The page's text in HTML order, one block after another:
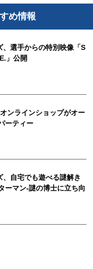
め情報
選手からの特別映像「S
」公開
ンラインショップがオー
ーティー
自宅でも遊べる謎解き
ーマン-謎の博士に立ち向